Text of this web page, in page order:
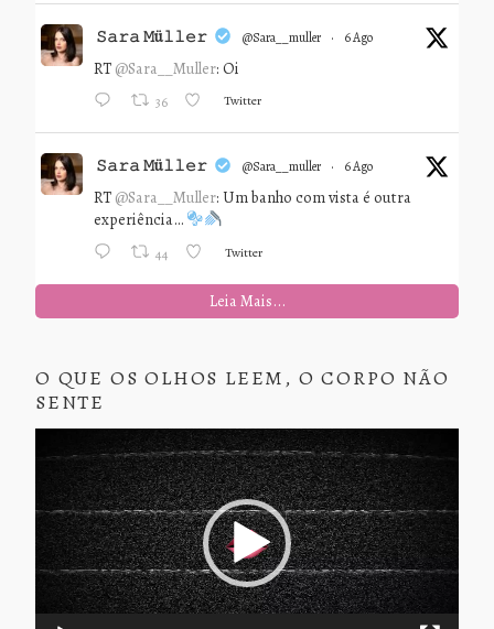
𝚂𝚊𝚛𝚊 𝙼ü𝚕𝚕𝚎𝚛 @sara__muller · 6 Ago
RT @Sara__Muller: Oi
36 Twitter
𝚂𝚊𝚛𝚊 𝙼ü𝚕𝚕𝚎𝚛 @sara__muller · 6 Ago
RT @Sara__Muller: Um banho com vista é outra
experiência…
44 Twitter
Leia Mais...
O QUE OS OLHOS LEEM, O CORPO NÃO
SENTE
de
vídeo